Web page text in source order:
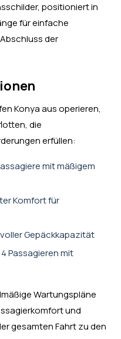
positioniert in
für einfache
der
Konya aus operieren,
die
erfüllen:
mit mäßigem
Komfort für
Gepäckkapazität
Passagieren mit
Wartungspläne
und
gesamten Fahrt zu den